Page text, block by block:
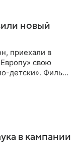
новый
приехали в
свою
детски». Фильм
в кампании